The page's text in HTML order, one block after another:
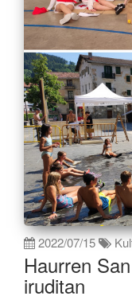
2022/07/15
Haurren
iruditan